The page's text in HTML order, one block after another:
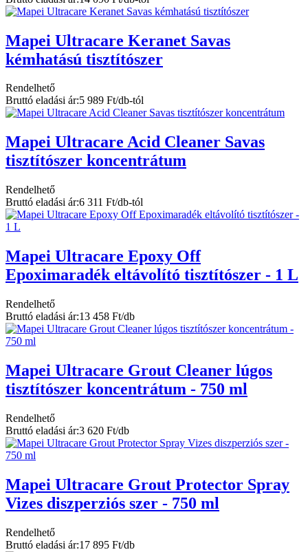
Mapei Ultracare Keranet Savas
kémhatású tisztítószer
Rendelhető
Bruttó eladási ár:5 989 Ft/db-tól
Mapei Ultracare Acid Cleaner Savas
tisztítószer koncentrátum
Rendelhető
Bruttó eladási ár:6 311 Ft/db-tól
Mapei Ultracare Epoxy Off
Epoximaradék eltávolító tisztítószer - 1 L
Rendelhető
Bruttó eladási ár:13 458 Ft/db
Mapei Ultracare Grout Cleaner lúgos
tisztítószer koncentrátum - 750 ml
Rendelhető
Bruttó eladási ár:3 620 Ft/db
Mapei Ultracare Grout Protector Spray
Vizes diszperziós szer - 750 ml
Rendelhető
Bruttó eladási ár:17 895 Ft/db